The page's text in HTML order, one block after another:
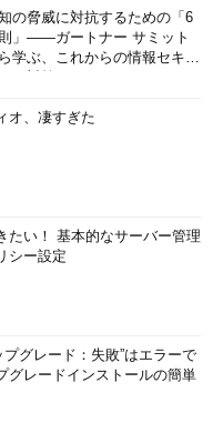
の脅威に対抗するための「6
」――ガートナー サミット
学ぶ、これからの情報セキュ
オ、凄すぎた
たい！ 基本的なサーバー管理
シー設定
グレード：失敗”はエラーで
レードインストールの簡単